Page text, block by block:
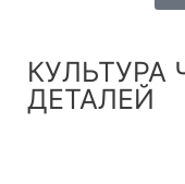
КУЛЬТУРА
ДЕТАЛЕЙ